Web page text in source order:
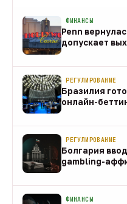
ФИНАНСЫ
Penn
допускает
РЕГУЛИРОВАНИЕ
Бразилия
онлайн-
РЕГУЛИРОВАНИЕ
Болгария
gambling-
ФИНАНСЫ